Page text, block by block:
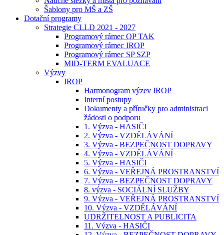
Šablony pro MŠ a ZŠ
Dotační programy
Strategie CLLD 2021 - 2027
Programový rámec OP TAK
Programový rámec IROP
Programový rámec SP SZP
MID-TERM EVALUACE
Výzvy
IROP
Harmonogram výzev IROP
Interní postupy
Dokumenty a příručky pro administraci
žádosti o podporu
1. Výzva - HASIČI
2. Výzva - VZDĚLÁVÁNÍ
3. Výzva - BEZPEČNOST DOPRAVY
4. Výzva - VZDĚLÁVÁNÍ
5. Výzva - HASIČI
6. Výzva - VEŘEJNÁ PROSTRANSTVÍ
7. Výzva - BEZPEČNOST DOPRAVY
8. výzva - SOCIÁLNÍ SLUŽBY
9. Výzva - VEŘEJNÁ PROSTRANSTVÍ
10. Výzva - VZDĚLÁVÁNÍ
UDRŽITELNOST A PUBLICITA
11. Výzva - HASIČI